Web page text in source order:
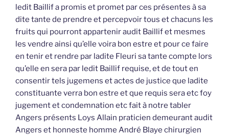
ledit Baillif a promis et promet par ces présentes à sa
dite tante de prendre et percepvoir tous et chacuns les
fruits qui pourront appartenir audit Baillif et mesmes
les vendre ainsi qu’elle voira bon estre et pour ce faire
en tenir et rendre par ladite Fleuri sa tante compte lors
qu’elle en sera par ledit Baillif requise, et de tout en
consentir tels jugemens et actes de justice que ladite
constituante verra bon estre et que requis sera etc foy
jugement et condemnation etc fait à notre tabler
Angers présents Loys Allain praticien demeurant audit
Angers et honneste homme André Blaye chirurgien